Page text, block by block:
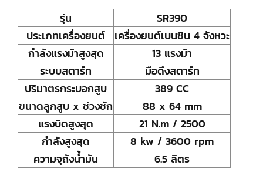
รุ่น
SR390
ประเภทเครื่องยนต์
เครื่องยนต์เบนซิน 4 จังหวะ
กำลังแรงม้าสูงสุด
13 แรงม้า
ระบบสตาร์ท
มือดึงสตาร์ท
ปริมาตรกระบอกสูบ
389 CC
ขนาดลูกสูบ x ช่วงชัก
88 x 64 mm
แรงบิดสูงสุด
21 N.m / 2500
กำลังสูงสุด
8 kw / 3600 rpm
ความจุถังน้ำมัน
6.5 ลิตร